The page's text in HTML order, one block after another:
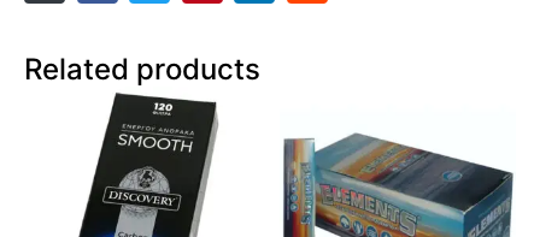
Related products